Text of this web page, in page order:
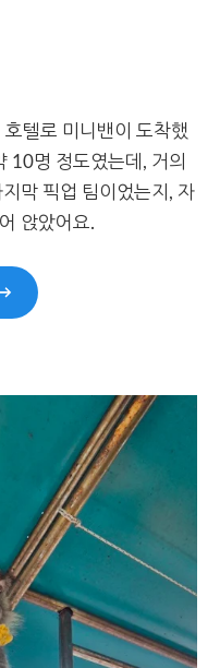
텔로 미니밴이 도착했
10명 정도였는데, 거의
막 픽업 팀이었는지, 자
앉았어요.